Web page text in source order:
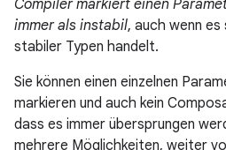
Compiler markiert einen
immer als instabil, auch wenn es
stabiler Typen handelt.
Sie können einen einzelnen
markieren und auch kein
dass es immer übersprungen
mehrere Möglichkeiten, weiter